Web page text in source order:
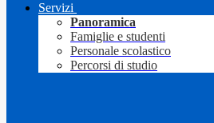
Servizi
Panoramica
Famiglie e studenti
Personale scolastico
Percorsi di studio